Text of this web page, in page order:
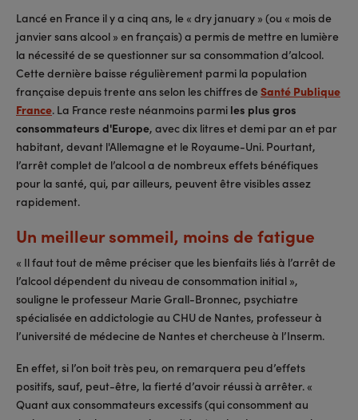
Lancé en France il y a cinq ans, le « dry january » (ou « mois de
janvier sans alcool » en français) a permis de mettre en lumière
la nécessité de se questionner sur sa consommation d’alcool.
Cette dernière baisse régulièrement parmi la population
française depuis trente ans selon les chiffres deSanté Publique
France. La France reste néanmoins parmi les plus gros
consommateurs d'Europe, avec dix litres et demi par an et par
habitant, devant l'Allemagne et le Royaume-Uni. Pourtant,
l’arrêt complet de l’alcool a de nombreux effets bénéfiques
pour la santé, qui, par ailleurs, peuvent être visibles assez
rapidement.
Un meilleur sommeil, moins de fatigue
« Il faut tout de même préciser que les bienfaits liés à l’arrêt de
l’alcool dépendent du niveau de consommation initial »,
souligne le professeur Marie Grall-Bronnec, psychiatre
spécialisée en addictologie au CHU de Nantes, professeur à
l’université de médecine de Nantes et chercheuse à l’Inserm.
En effet, si l’on boit très peu, on remarquera peu d’effets
positifs, sauf, peut-être, la fierté d’avoir réussi à arrêter. «
Quant aux consommateurs excessifs (qui consomment au